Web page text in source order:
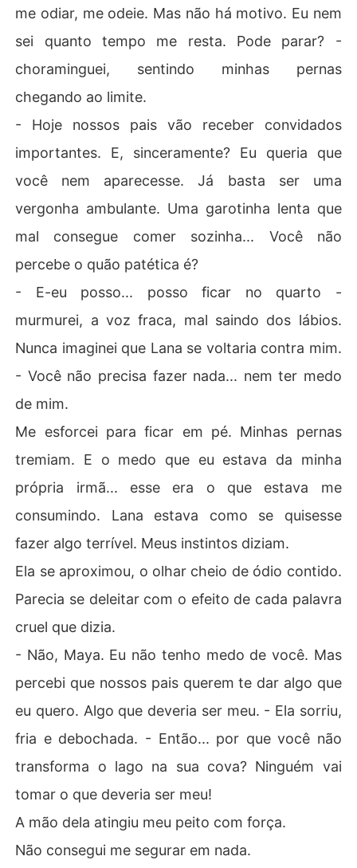
me odiar, me odeie. Mas não há motivo. Eu nem
sei quanto tempo me resta. Pode parar? -
choraminguei, sentindo minhas pernas
chegando ao limite.
- Hoje nossos pais vão receber convidados
importantes. E, sinceramente? Eu queria que
você nem aparecesse. Já basta ser uma
vergonha ambulante. Uma garotinha lenta que
mal consegue comer sozinha... Você não
percebe o quão patética é?
- E-eu posso... posso ficar no quarto -
murmurei, a voz fraca, mal saindo dos lábios.
Nunca imaginei que Lana se voltaria contra mim.
- Você não precisa fazer nada... nem ter medo
de mim.
Me esforcei para ficar em pé. Minhas pernas
tremiam. E o medo que eu estava da minha
própria irmã... esse era o que estava me
consumindo. Lana estava como se quisesse
fazer algo terrível. Meus instintos diziam.
Ela se aproximou, o olhar cheio de ódio contido.
Parecia se deleitar com o efeito de cada palavra
cruel que dizia.
- Não, Maya. Eu não tenho medo de você. Mas
percebi que nossos pais querem te dar algo que
eu quero. Algo que deveria ser meu. - Ela sorriu,
fria e debochada. - Então... por que você não
transforma o lago na sua cova? Ninguém vai
tomar o que deveria ser meu!
A mão dela atingiu meu peito com força.
Não consegui me segurar em nada.